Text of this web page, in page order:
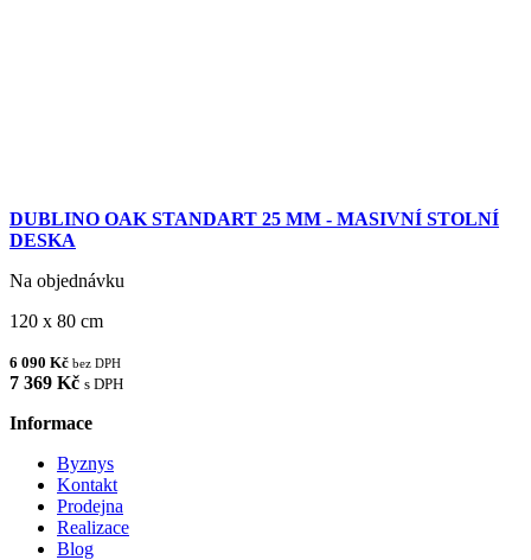
DUBLINO OAK STANDART 25 MM - MASIVNÍ STOLNÍ
DESKA
Na objednávku
120 x 80 cm
6 090 Kč bez DPH
7 369 Kč s DPH
Informace
Byznys
Kontakt
Prodejna
Realizace
Blog